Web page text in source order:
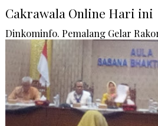
Cakrawala Online Hari ini
Dinkominfo. Pemalang Gelar